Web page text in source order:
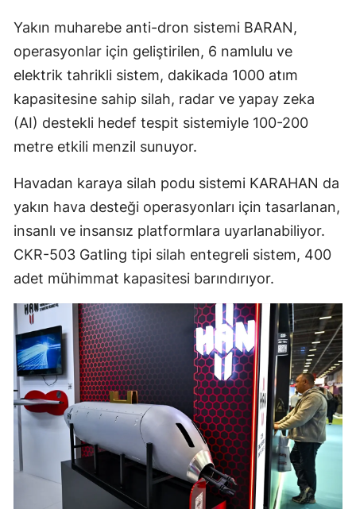
Yakın muharebe anti-dron sistemi BARAN,
operasyonlar için geliştirilen, 6 namlulu ve
elektrik tahrikli sistem, dakikada 1000 atım
kapasitesine sahip silah, radar ve yapay zeka
(AI) destekli hedef tespit sistemiyle 100-200
metre etkili menzil sunuyor.
Havadan karaya silah podu sistemi KARAHAN da
yakın hava desteği operasyonları için tasarlanan,
insanlı ve insansız platformlara uyarlanabiliyor.
CKR-503 Gatling tipi silah entegreli sistem, 400
adet mühimmat kapasitesi barındırıyor.